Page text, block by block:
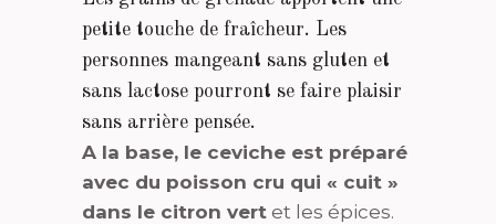
petite touche de fraîcheur. Les
personnes mangeant sans gluten et
sans lactose pourront se faire plaisir
sans arrière pensée.
A la base, le ceviche est préparé
avec du poisson cru qui « cuit »
dans le citron vert et les épices.